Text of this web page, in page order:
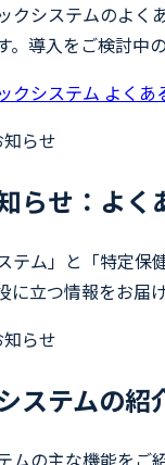
クシステムのよく
。導入をご検討中
クシステム よくあ
知らせ
らせ：よく
テム」と「特定
に立つ情報をお届
知らせ
ステムの紹
ムの主な機能をご